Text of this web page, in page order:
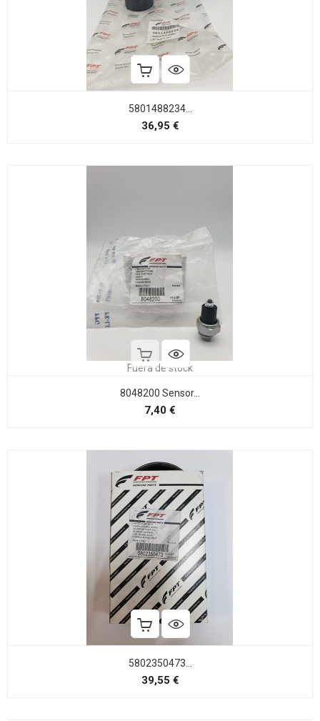
5801488234...
36,95 €Precio
Fuera de stock
8048200 Sensor...
7,40 €
5802350473...
39,55 €Precio